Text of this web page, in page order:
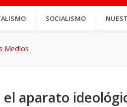
SOCIALISMO
Medios
aparato